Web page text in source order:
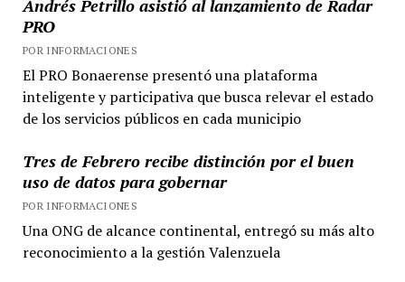
Andrés Petrillo asistió al lanzamiento de Radar
PRO
POR INFORMACIONES
El PRO Bonaerense presentó una plataforma
inteligente y participativa que busca relevar el estado
de los servicios públicos en cada municipio
Tres de Febrero recibe distinción por el buen
uso de datos para gobernar
POR INFORMACIONES
Una ONG de alcance continental, entregó su más alto
reconocimiento a la gestión Valenzuela